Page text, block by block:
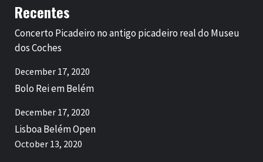
Recentes
Concerto Picadeiro no antigo picadeiro real do Museu
dos Coches
December 17, 2020
Bolo Rei em Belém
December 17, 2020
Lisboa Belém Open
October 13, 2020